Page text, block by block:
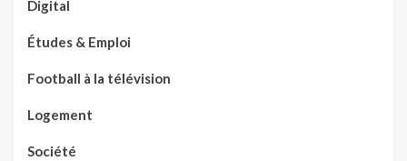
Digital
Études & Emploi
Football à la télévision
Logement
Société